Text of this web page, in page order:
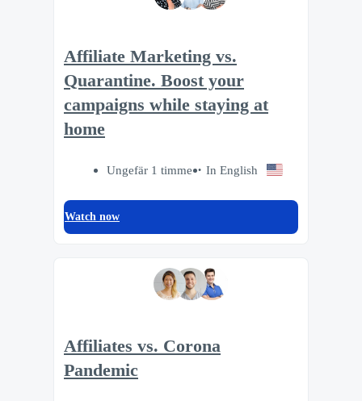
Affiliate Marketing vs.
Quarantine. Boost your
campaigns while staying at
home
Ungefär 1 timme In English
Watch now
Affiliates vs. Corona
Pandemic